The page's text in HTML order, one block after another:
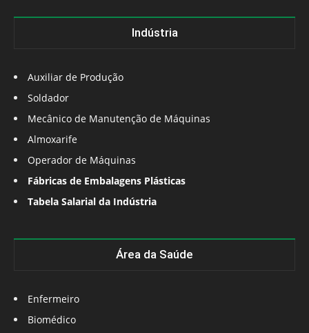
Indústria
Auxiliar de Produção
Soldador
Mecânico de Manutenção de Máquinas
Almoxarife
Operador de Máquinas
Fábricas de Embalagens Plásticas
Tabela Salarial da Indústria
Área da Saúde
Enfermeiro
Biomédico